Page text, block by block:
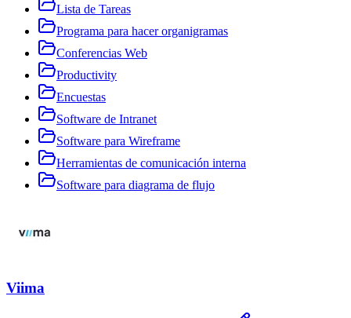
Lista de Tareas
Programa para hacer organigramas
Conferencias Web
Productivity
Encuestas
Software de Intranet
Software para Wireframe
Herramientas de comunicación interna
Software para diagrama de flujo
Viima